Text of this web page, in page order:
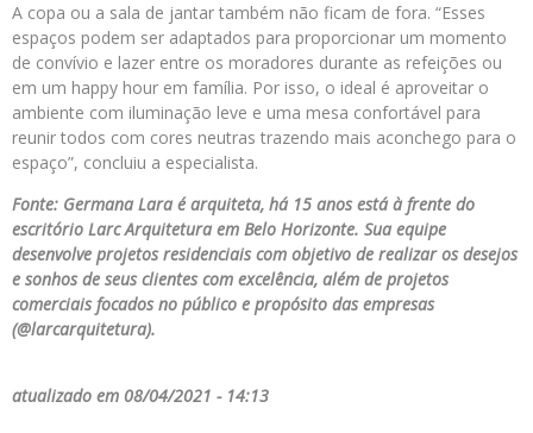
A copa ou a sala de jantar também não ficam de fora. “Esses
espaços podem ser adaptados para proporcionar um momento
de convívio e lazer entre os moradores durante as refeições ou
em um happy hour em família. Por isso, o ideal é aproveitar o
ambiente com iluminação leve e uma mesa confortável para
reunir todos com cores neutras trazendo mais aconchego para o
espaço”, concluiu a especialista.
Fonte: Germana Lara é arquiteta, há 15 anos está à frente do
escritório Larc Arquitetura em Belo Horizonte. Sua equipe
desenvolve projetos residenciais com objetivo de realizar os desejos
e sonhos de seus clientes com excelência, além de projetos
comerciais focados no público e propósito das empresas
(@larcarquitetura).
atualizado em 08/04/2021 - 14:13